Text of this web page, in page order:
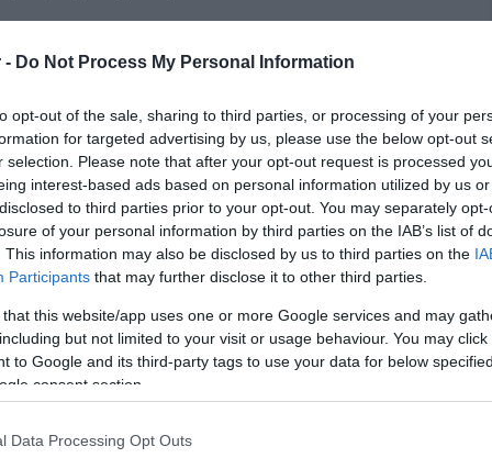
- Do Not Process My Personal Information
opt-out of the sale, sharing to third parties, or processing of your
for targeted advertising by us, please use the below opt-out
selection. Please note that after your opt-out request is processed
interest-based ads based on personal information utilized by us
to third parties prior to your opt-out. You may separately
of your personal information by third parties on the IAB’s list of
This information may also be disclosed by us to third parties on the
Participants that may further disclose it to other third parties.
that this website/app uses one or more Google services and may
but not limited to your visit or usage behaviour. You may
to Google and its third-party tags to use your data for below
consent section.
Data Processing Opt Outs
ένα σοβαρό λάθος
της τρομοκρατίας», δήλωσε ο
ενόπλων δυνάμεων, στη διάρκεια